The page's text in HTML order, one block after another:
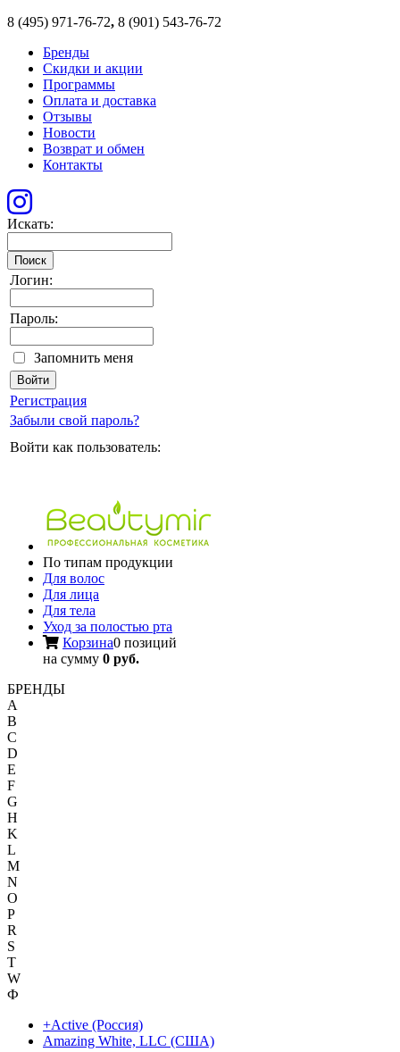
8 (495) 971-76-72, 8 (901) 543-76-72
Бренды
Скидки и акции
Программы
Оплата и доставка
Отзывы
Новости
Возврат и обмен
Контакты
Искать:
Поиск
Логин:
Пароль:
Запомнить меня
Регистрация
Забыли свой пароль?
Войти как пользователь:
По типам продукции
Для волос
Для лица
Для тела
Уход за полостью рта
Корзина0 позиций
на сумму 0 руб.
БРЕНДЫ
A
B
C
D
E
F
G
H
K
L
M
N
O
P
R
S
T
W
Ф
+Active (Россия)
Amazing White, LLC (США)